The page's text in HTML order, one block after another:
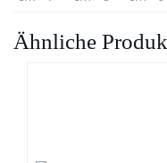
Ähnliche